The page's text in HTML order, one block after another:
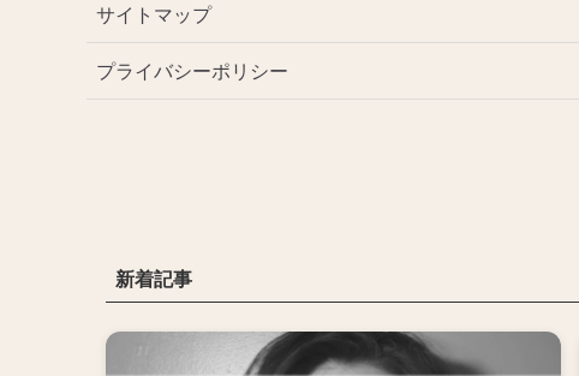
サイトマップ
プライバシーポリシー
新着記事